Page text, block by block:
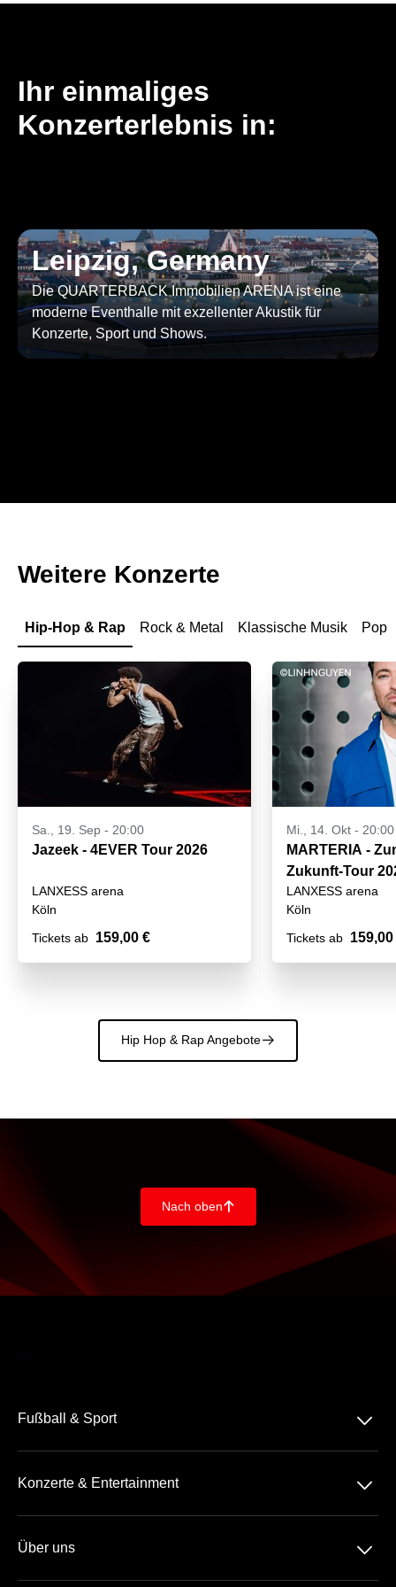
Ihr einmaliges
Konzerterlebnis in:
Leipzig, Germany
Die QUARTERBACK Immobilien ARENA ist eine
moderne Eventhalle mit exzellenter Akustik für
Konzerte, Sport und Shows.
Weitere Konzerte
Hip-Hop & Rap Rock & Metal Klassische Musik Pop
Sa., 19. Sep - 20:00
Jazeek - 4EVER Tour 2026
LANXESS arena
Köln
Tickets ab 159,00 €
Mi., 14. Okt - 20:00
MARTERIA -
Zukunft-Tour
LANXESS arena
Köln
Tickets ab 159,00
Hip Hop & Rap Angebote􀄫
Nach oben􀄨
Fußball & Sport 􀆈
3. Liga
Konzerte & Entertainment 􀆈
Über uns 􀆈